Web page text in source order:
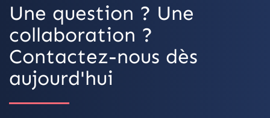
Une question ? Une
collaboration ?
Contactez-nous dès
aujourd'hui